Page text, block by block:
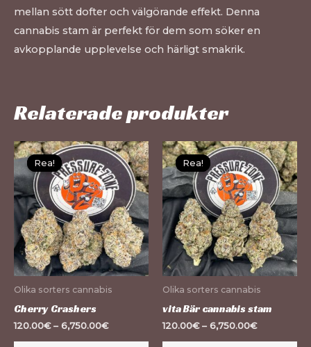
mellan sött dofter och välgörande effekt. Denna
cannabis stam är perfekt för dem som söker en
avkopplande upplevelse och härligt smakrik.
Relaterade produkter
Rea!
Rea!
Olika sorters cannabis
Cherry Crashers
120.00€– 6,750.00€
Den
här
produkten
har
flera
varianter.
De
Rea!
Rea!
Olika sorters cannabis
vita Bär cannabis stam
120.00€– 6,750.00€
De